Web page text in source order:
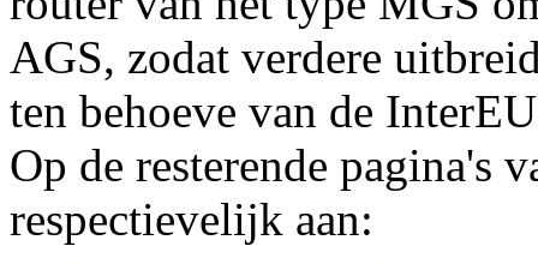
AGS, zodat verdere
ten behoeve van de
Op de resterende pagina's
respectievelijk aan: